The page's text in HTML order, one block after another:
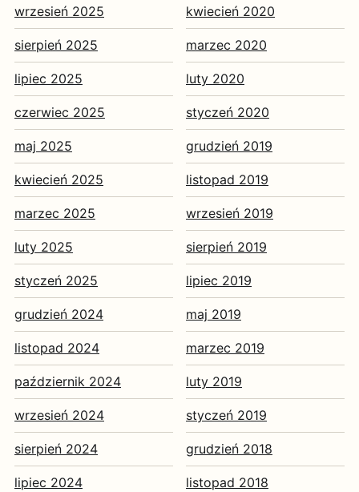
wrzesień 2025
sierpień 2025
lipiec 2025
czerwiec 2025
maj 2025
kwiecień 2025
marzec 2025
luty 2025
styczeń 2025
grudzień 2024
listopad 2024
październik 2024
wrzesień 2024
sierpień 2024
lipiec 2024
kwiecień 2020
marzec 2020
luty 2020
styczeń 2020
grudzień 2019
listopad 2019
wrzesień 2019
sierpień 2019
lipiec 2019
maj 2019
marzec 2019
luty 2019
styczeń 2019
grudzień 2018
listopad 2018